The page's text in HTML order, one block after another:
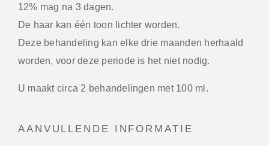
12% mag na 3 dagen.
De haar kan één toon lichter worden.
Deze behandeling kan elke drie maanden herhaald
worden, voor deze periode is het niet nodig.
U maakt circa 2 behandelingen met 100 ml.
AANVULLENDE INFORMATIE